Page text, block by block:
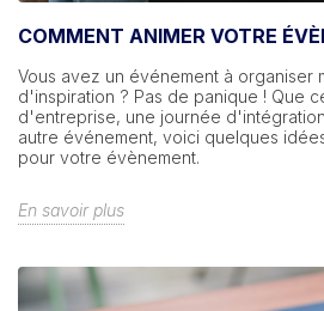
COMMENT ANIMER VOTRE
Vous avez un événement à organiser
d'inspiration ? Pas de panique ! Que
d'entreprise, une journée
autre événement, voici quelques
pour votre évènement.
En savoir plus